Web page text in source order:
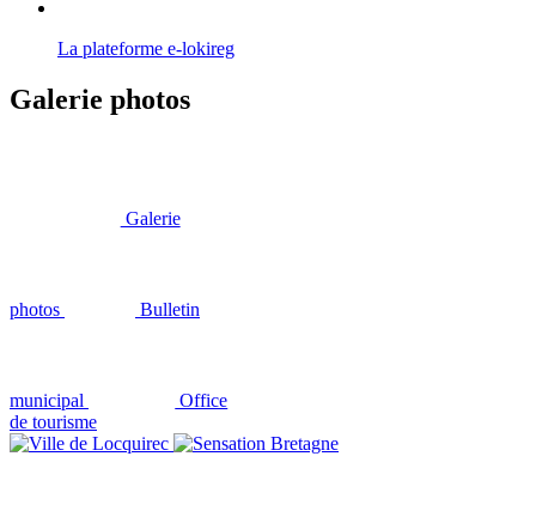
La plateforme e-lokireg
Galerie photos
Galerie
photos Bulletin
municipal
Office
de tourisme